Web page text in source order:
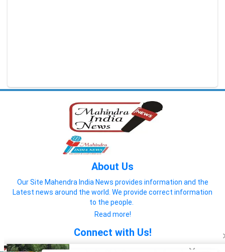
About Us
Our Site Mahendra India News provides information and the
Latest news around the world. We provide correct information
to the people.
Read more!
Connect with Us!